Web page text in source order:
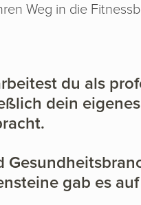
Weg in die
du als
dein
gab es